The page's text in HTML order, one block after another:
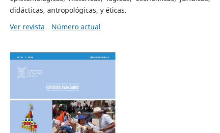
didácticas, antropológicas, y éticas.
Ver revista
Número actual